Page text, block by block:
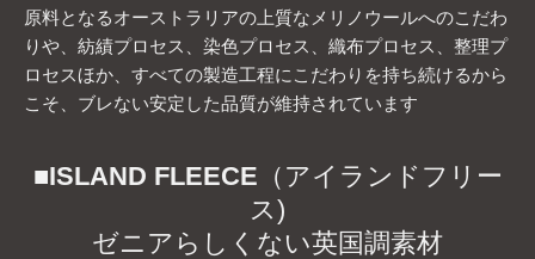
原料となるオーストラリアの上質なメリノウールへのこだわ
りや、紡績プロセス、染色プロセス、織布プロセス、整理プ
ロセスほか、すべての製造工程にこだわりを持ち続けるから
こそ、ブレない安定した品質が維持されています
■ISLAND FLEECE （アイランドフリー
ス)
ゼニアらしくない英国調素材